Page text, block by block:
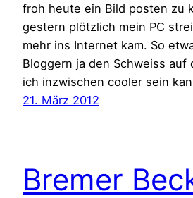
froh heute ein Bild posten zu
gestern plötzlich mein PC
mehr ins Internet kam. So
Bloggern ja den Schweiss auf
ich inzwischen cooler sein
21. März 2012
Bremer